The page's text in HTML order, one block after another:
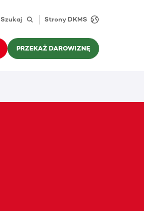
Szukaj Strony DKMS
PRZEKAŻ DAROWIZNĘ